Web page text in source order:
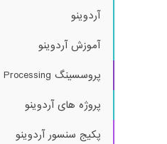
آردوینو
آموزش آردوینو
پروسسینگ Processing
پروژه های آردوینو
پکیج سنسور آردوینو